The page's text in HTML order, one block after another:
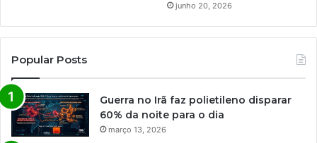
junho 20, 2026
Popular Posts
Guerra no Irã faz polietileno disparar
60% da noite para o dia
março 13, 2026